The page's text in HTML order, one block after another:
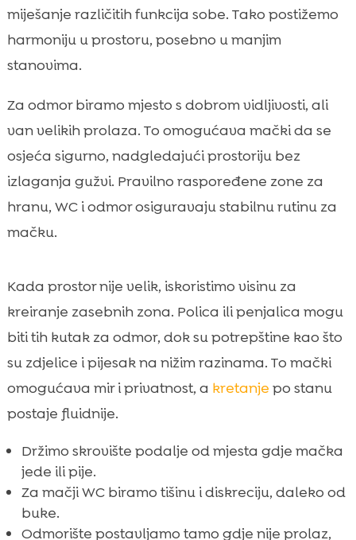
miješanje različitih funkcija sobe. Tako postižemo
harmoniju u prostoru, posebno u manjim
stanovima.
Za odmor biramo mjesto s dobrom vidljivosti, ali
van velikih prolaza. To omogućava mački da se
osjeća sigurno, nadgledajući prostoriju bez
izlaganja gužvi. Pravilno raspoređene zone za
hranu, WC i odmor osiguravaju stabilnu rutinu za
mačku.
Kada prostor nije velik, iskoristimo visinu za
kreiranje zasebnih zona. Polica ili penjalica mogu
biti tih kutak za odmor, dok su potrepštine kao što
su zdjelice i pijesak na nižim razinama. To mački
omogućava mir i privatnost, a kretanje po stanu
postaje fluidnije.
Držimo skrovište podalje od mjesta gdje mačka
jede ili pije.
Za mačji WC biramo tišinu i diskreciju, daleko od
buke.
Odmorište postavljamo tamo gdje nije prolaz,